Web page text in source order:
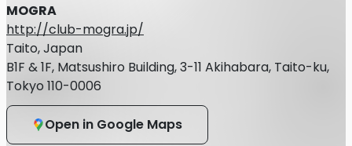
・マイナンバーカード
・在留カードまたは外国人登録証明書
・特別永住者証明書
・官公庁が顔写真を貼付した各種福祉手帳（写真付き身体障
害者手帳など）
MOGRA
http://club-mogra.jp/
Taito, Japan
B1F & 1F, Matsushiro Building, 3-11 Akihabara, Taito-ku,
Tokyo 110-0006
Open in Google Maps